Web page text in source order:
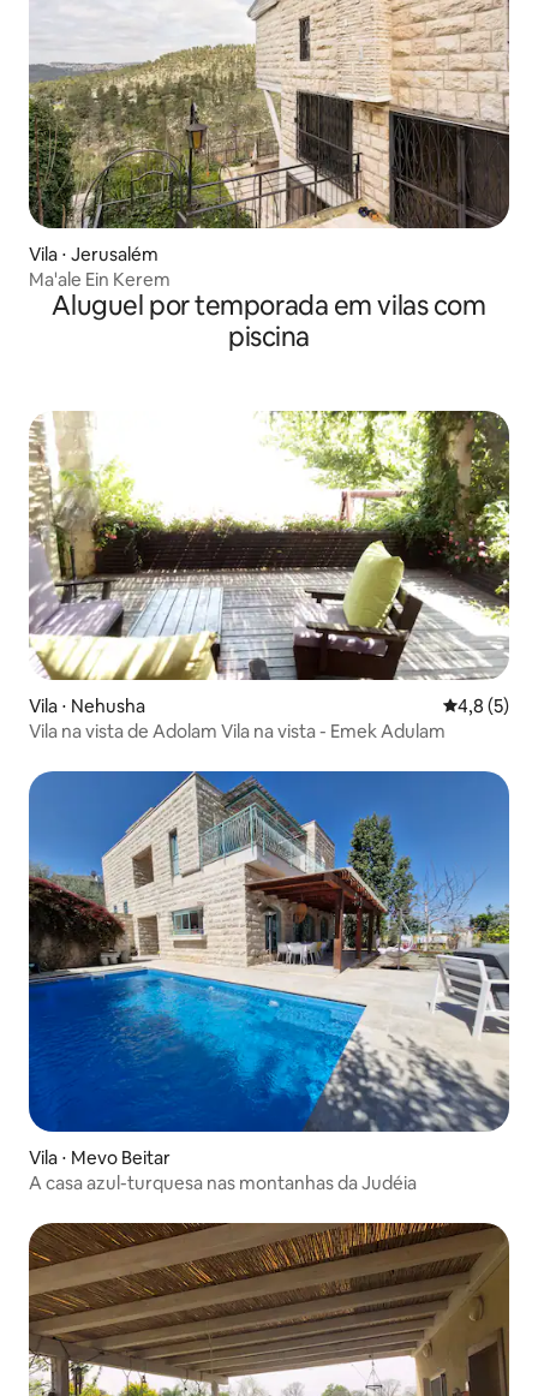
Vila ⋅ Jerusalém
Ma'ale Ein Kerem
Aluguel por temporada em vilas com
piscina
Vila ⋅ Nehusha 4,8 de
4,8 (5)
Vila na vista de Adolam Vila na vista - Emek Adulam
Vila ⋅ Mevo Beitar
A casa azul-turquesa nas montanhas da Judéia